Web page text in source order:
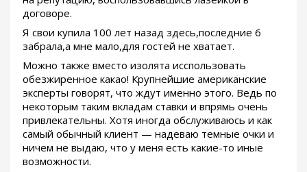
договоре.
Я свои купила 100 лет назад здесь,последние 6
забрала,а мне мало,для гостей не хватает.
Можно также вместо изолята исспользовать
обезжиренное какао! Крупнейшие американские
эксперты говорят, что ждут именно этого. Ведь по
некоторым таким вкладам ставки и впрямь очень
привлекательны. Хотя иногда обслуживаюсь и как
самый обычный клиент — надеваю темные очки и
ничем не выдаю, что у меня есть какие-то иные
возможности.